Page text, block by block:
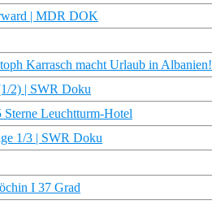
| MDR DOK
Karrasch macht Urlaub in Albanien!
2) | SWR Doku
Leuchtturm-Hotel
1/3 | SWR Doku
I 37 Grad